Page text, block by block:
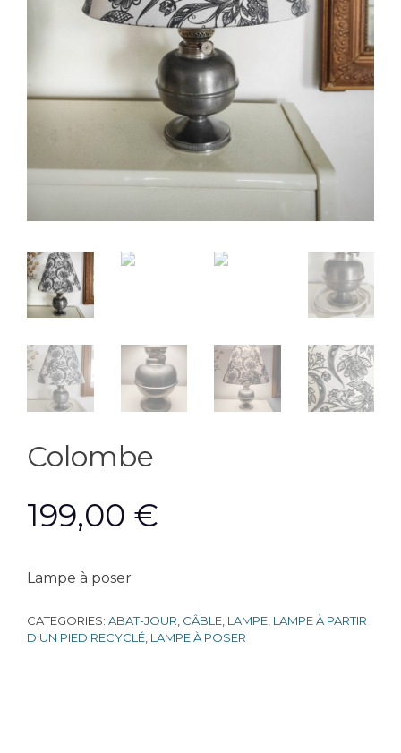
Colombe
199,00 €
Lampe à poser
CATEGORIES: ABAT-JOUR CÂBLE LAMPE LAMPE À PARTIR
D'UN PIED RECYCLÉ LAMPE À POSER